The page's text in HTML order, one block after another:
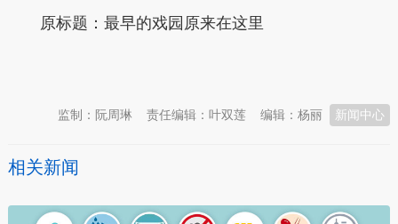
原标题： 最早的戏园原来在这里
新闻中心
编辑：杨丽
责任编辑：叶双莲
监制：阮周琳
相关新闻